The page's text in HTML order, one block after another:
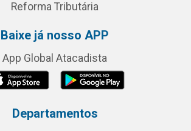
Reforma Tributária
Baixe já nosso APP
App Global Atacadista
Departamentos